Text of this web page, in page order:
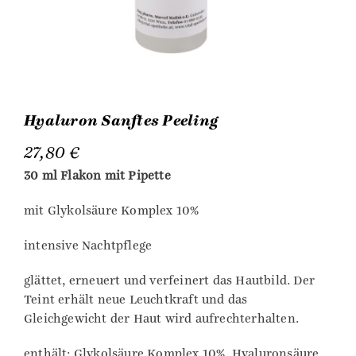
Hyaluron Sanftes Peeling
27,80€
30 ml Flakon mit Pipette
mit Glykolsäure Komplex 10%
intensive Nachtpflege
glättet, erneuert und verfeinert das Hautbild. Der
Teint erhält neue Leuchtkraft und das
Gleichgewicht der Haut wird aufrechterhalten.